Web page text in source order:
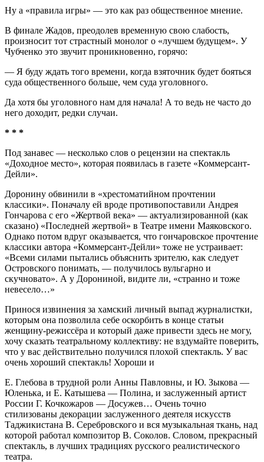
Ну а «правила игры» — это как раз общественное мнение.
В финале Жадов, преодолев временную свою слабость,
произносит тот страстный монолог о «лучшем будущем». У
Чубченко это звучит проникновенно, горячо:
— Я буду ждать того времени, когда взяточник будет бояться
суда общественного больше, чем суда уголовного.
Да хотя бы уголовного нам для начала! А то ведь не часто до
него доходит, редки случаи.
* * *
Под занавес — несколько слов о рецензии на спектакль
«Доходное место», которая появилась в газете «Коммерсант-
Дейли».
Доронину обвинили в «хрестоматийном прочтении
классики». Поначалу ей вроде противопоставили Андрея
Гончарова с его «Жертвой века» — актуализированной (как
сказано) «Последней жертвой» в Театре имени Маяковского.
Однако потом вдруг оказывается, что гончаровское прочтение
классики автора «Коммерсант-Дейли» тоже не устраивает:
«Всеми силами пытались объяснить зрителю, как следует
Островского понимать, — получилось вульгар­но и
скучновато». А у Дорониной, видите ли, «странно и тоже
невесело…»
Принося извинения за хамский личный выпад журналистки,
которым она позволила себе оскорбить в конце статьи
женщину-режиссёра и который даже привести здесь не могу,
хочу сказать театральному коллективу: не вздумайте поверить,
что у вас действительно получился плохой спектакль. У вас
очень хороший спектакль! Хороши и
Е. Глебова в трудной роли Анны Павловны, и Ю. Зыкова —
Юленька, и Е. Катышева — Полина, и заслуженный артист
России Г. Кочкожаров — Досужев… Очень точно
стилизованы декорации заслуженного деятеля искусств
Таджикистана В. Серебровского и вся музыкальная ткань, над
которой работал композитор В. Соколов. Словом, прекрасный
спектакль, в лучших традициях русского реалистического
театра.